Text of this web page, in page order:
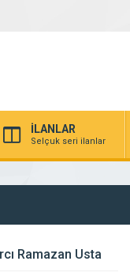
İLANLAR
Selçuk seri ilanlar
Ramazan Usta